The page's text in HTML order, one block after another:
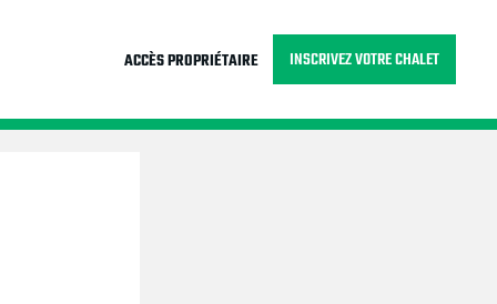
ACCÈS PROPRIÉTAIRE INSCRIVEZ VOTRE CHALET